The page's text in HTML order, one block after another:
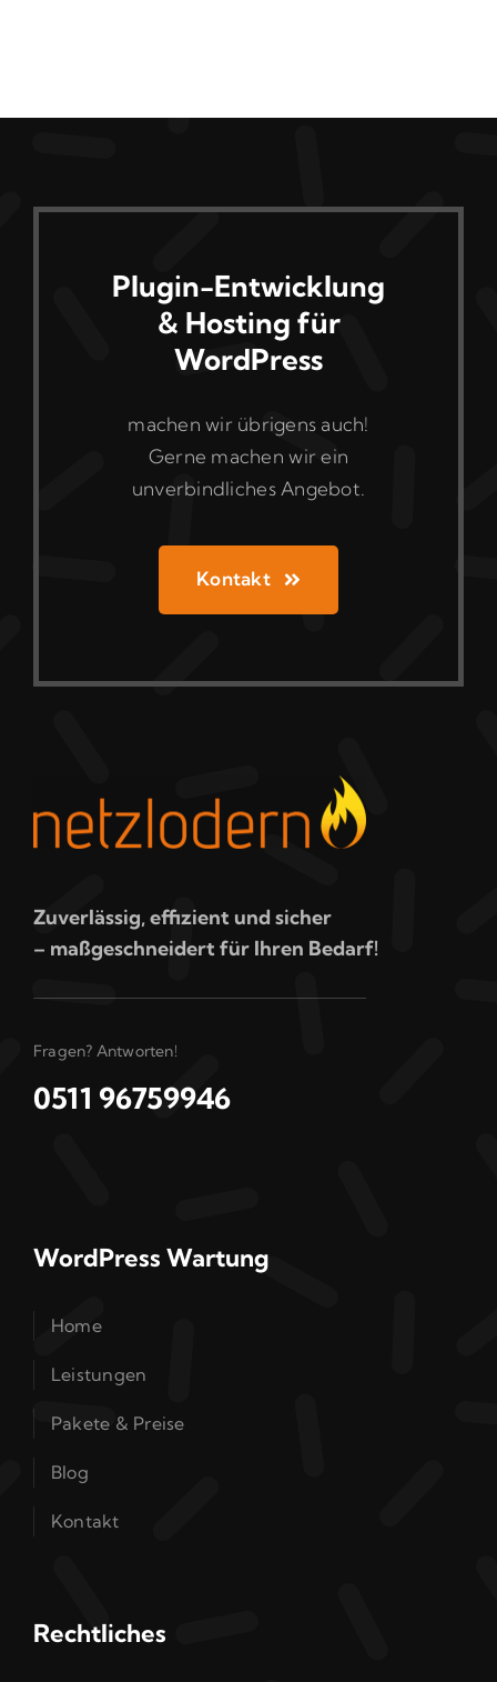
Plugin-Entwicklung
& Hosting für
WordPress
machen wir übrigens auch!
Gerne machen wir ein
unverbindliches Angebot.
Kontakt
Zuverlässig, effizient und sicher
– maßgeschneidert für Ihren Bedarf!
Fragen? Antworten!
0511 96759946
WordPress Wartung
Home
Leistungen
Pakete & Preise
Blog
Kontakt
Rechtliches